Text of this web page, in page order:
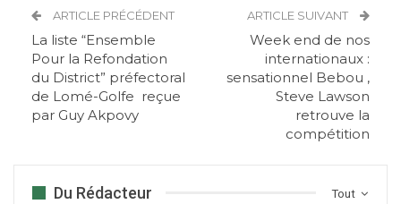
ARTICLE PRÉCÉDENT
La liste “Ensemble
Pour la Refondation
du District” préfectoral
de Lomé-Golfe reçue
par Guy Akpovy
ARTICLE SUIVANT
Week end de nos
internationaux :
sensationnel Bebou ,
Steve Lawson
retrouve la
compétition
Tout
Du Rédacteur